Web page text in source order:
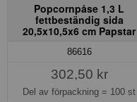
Popcornpåse 1,3 L
fettbeständig sida
20,5x10,5x6 cm Papstar
86616
302,50 kr
Del av förpackning = 100 st